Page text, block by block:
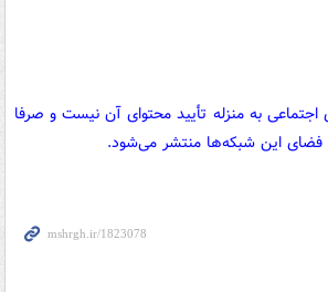
به منزله تأیید محتوای آن نیست و صرفا
این شبکه‌ها منتشر می‌شود.